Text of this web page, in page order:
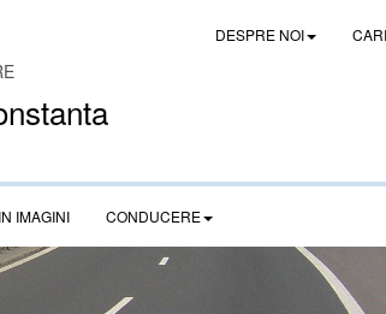
DESPRE NOI
IMAGINI CONDUCERE